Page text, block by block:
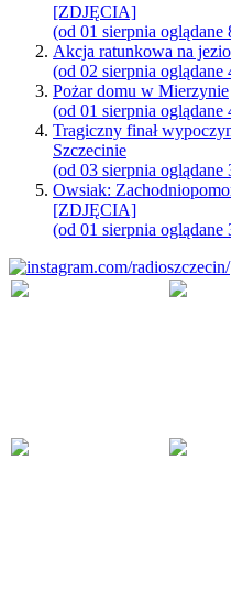
[ZDJĘCIA]
(od 01 sierpnia oglądane
Akcja ratunkowa na
(od 02 sierpnia oglądane
Pożar domu w Mierzynie
(od 01 sierpnia oglądane
Tragiczny finał
Szczecinie
(od 03 sierpnia oglądane
Owsiak:
[ZDJĘCIA]
(od 01 sierpnia oglądane